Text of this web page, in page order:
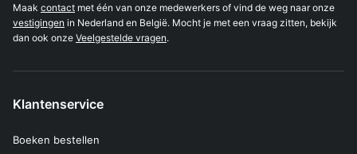
Maak contact met één van onze medewerkers of vind de weg naar onze
vestigingen in Nederland en België. Mocht je met een vraag zitten, bekijk
dan ook onze Veelgestelde vragen.
Klantenservice
Boeken bestellen